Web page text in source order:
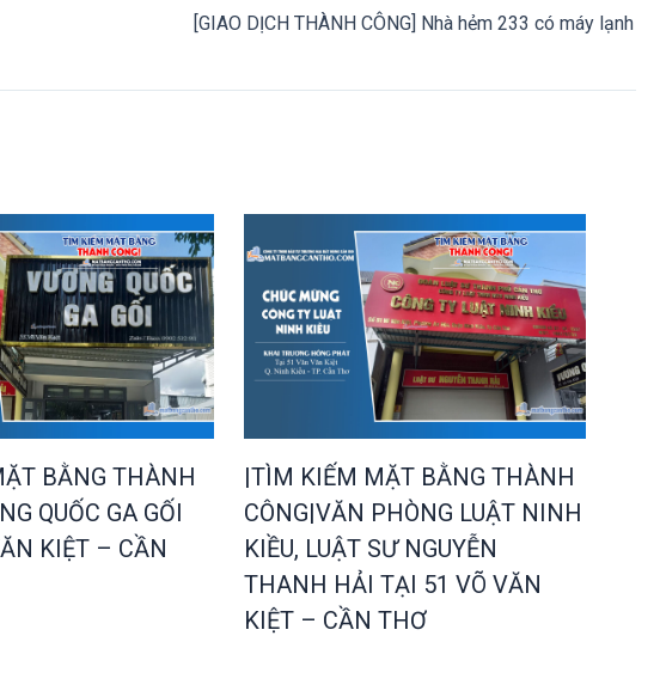
[GIAO DỊCH THÀNH CÔNG] Nhà hẻm 233 có máy lạnh
BẰNG THÀNH
QUỐC GA GỐI
KIỆT – CẦN
|TÌM KIẾM MẶT BẰNG THÀNH
CÔNG|VĂN PHÒNG LUẬT NINH
KIỀU, LUẬT SƯ NGUYỄN
THANH HẢI TẠI 51 VÕ VĂN
KIỆT – CẦN THƠ